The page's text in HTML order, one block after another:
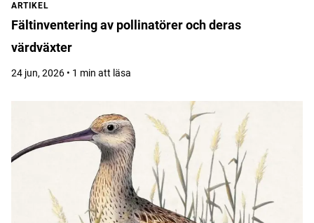
ARTIKEL
Fältinventering av pollinatörer och deras
värdväxter
24 jun, 2026 • 1 min att läsa